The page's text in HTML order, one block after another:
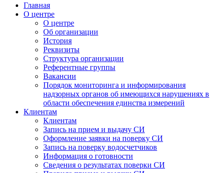
Главная
О центре
О центре
Об организации
История
Реквизиты
Структура организации
Референтные группы
Вакансии
Порядок мониторинга и информирования
надзорных органов об имеющихся нарушениях в
области обеспечения единства измерений
Клиентам
Клиентам
Запись на прием и выдачу СИ
Оформление заявки на поверку СИ
Запись на поверку водосчетчиков
Информация о готовности
Сведения о результатах поверки СИ